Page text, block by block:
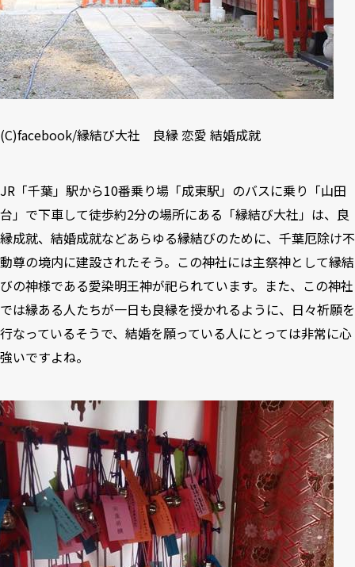
(C)facebook/縁結び大社 良縁 恋愛 結婚成就
JR「千葉」駅から10番乗り場「成東駅」のバスに乗り「山田
台」で下車して徒歩約2分の場所にある「縁結び大社」は、良
縁成就、結婚成就などあらゆる縁結びのために、千葉厄除け不
動尊の境内に建設されたそう。この神社には主祭神として縁結
びの神様である愛染明王神が祀られています。また、この神社
では縁ある人たちが一日も良縁を授かれるように、日々祈願を
行なっているそうで、結婚を願っている人にとっては非常に心
強いですよね。